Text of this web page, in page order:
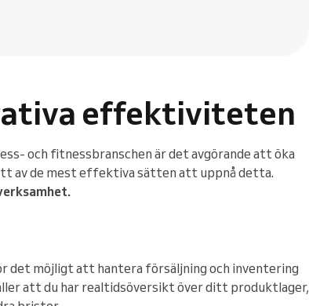
effektiviteten
och fitnessbranschen är det avgörande att öka
de mest effektiva sätten att uppnå detta.
det möjligt att hantera försäljning och inventering
att du har realtidsöversikt över ditt produktlager,